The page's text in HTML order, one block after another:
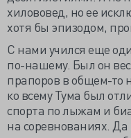
хилововед, но ее
хотя бы эпизодом,
С нами учился еще
по-нашему. Был он
прапоров в общем-то
ко всему Тума был
спорта по лыжам и
на соревнованиях. Да